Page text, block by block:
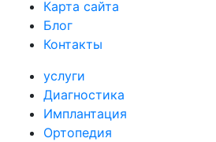
Карта сайта
Блог
Контакты
услуги
Диагностика
Имплантация
Ортопедия